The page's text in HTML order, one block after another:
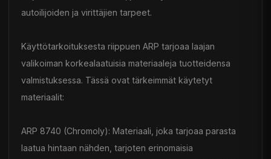
autoilijoiden ja virittäjien tarpeet.
Käyttötarkoituksesta riippuen ARP tarjoaa laajan
valikoiman korkealaatuisia materiaaleja tuotteidensa
valmistuksessa. Tässä ovat tärkeimmät käytetyt
materiaalit:
ARP 8740 (Chromoly): Materiaali, joka tarjoaa parasta
laatua hintaan nähden, tarjoten erinomaisia